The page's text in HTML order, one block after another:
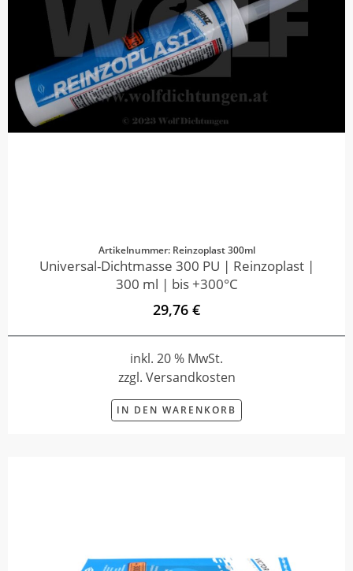
Artikelnummer: Reinzoplast 300ml
Universal-Dichtmasse 300 PU | Reinzoplast |
300 ml | bis +300°C
29,76 €
inkl. 20 % MwSt.
zzgl. Versandkosten
IN DEN WARENKORB